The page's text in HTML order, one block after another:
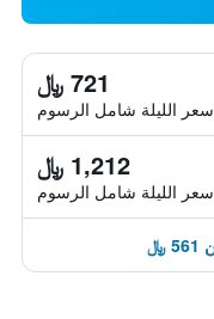
721 ﷼
سعر الليلة شامل الرسوم
1,212 ﷼
سعر الليلة شامل الرسوم